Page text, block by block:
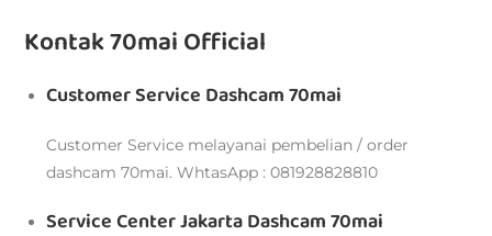
Kontak 70mai Official
Customer Service Dashcam 70mai
Customer Service melayanai pembelian / order
dashcam 70mai. WhtasApp : 081928828810
Service Center Jakarta Dashcam 70mai